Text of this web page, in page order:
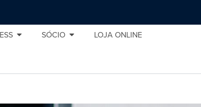
SÓCIO LOJA ONLINE